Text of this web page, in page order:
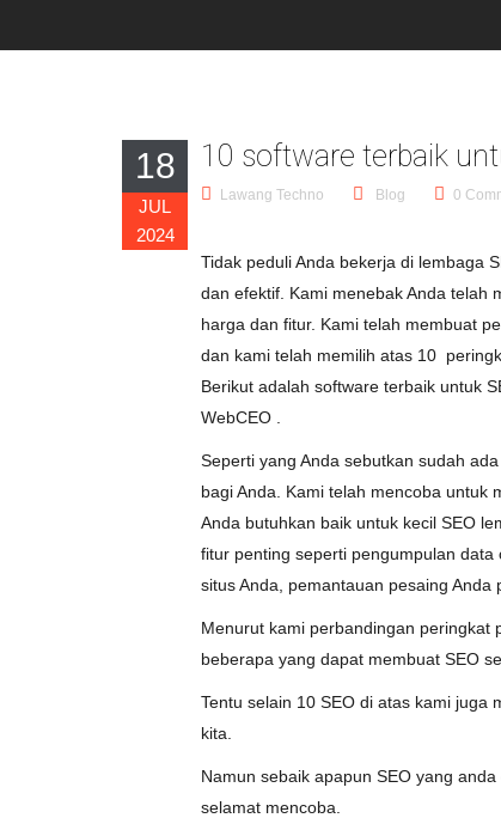
18
JUL
2024
10 software terbaik
Lawang Techno Blog 0
Tidak peduliAnda bekerja di lembaga
dan efektif Kami menebakAnda telah
harga dan fitur. Kami telah membuat
dan kami telah memilih atas 10
Berikut adalah software terbaik untuk
WebCEO
Seperti yang Anda sebutkan sudah ada
bagiAnda Kami telah mencoba untuk
Anda butuhkan baik untuk kecil SEO
fitur penting seperti pengumpulan data
situsAnda pemantauan pesaing Anda
Menurut kami perbandingan peringkat
beberapa yang dapat membuat SEO
Tentu selain 10 SEO di atas kami juga
kita.
Namun sebaik apapun SEO yang
selamat mencoba.